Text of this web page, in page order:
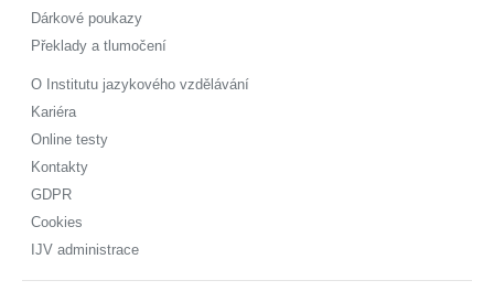
Dárkové poukazy
Překlady a tlumočení
O Institutu jazykového vzdělávání
Kariéra
Online testy
Kontakty
GDPR
Cookies
IJV administrace